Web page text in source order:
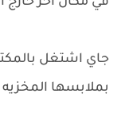
جاي اشتغل
بملابسها